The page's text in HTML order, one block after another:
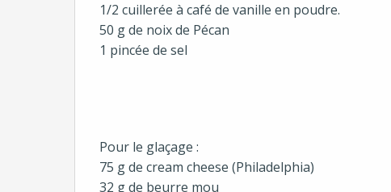
1/2 cuillerée à café de vanille en poudre.
50 g de noix de Pécan
1 pincée de sel
Pour le glaçage :
75 g de cream cheese (Philadelphia)
32 g de beurre mou